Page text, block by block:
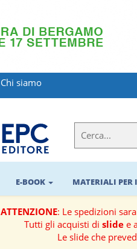
Chi siamo
E-BOOK MATERIALI PER
ATTENZIONE: Le spedizioni
Tutti gli acquisti di slidee
Le slide che